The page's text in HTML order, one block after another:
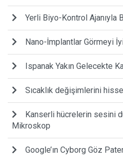
Yerli Biyo-Kontrol Ajanıyla
Nano-İmplantlar Görmeyi
Ispanak Yakın Gelecekte
Sıcaklık değişimlerini
Kanserli hücrelerin sesini
Mikroskop
Google’ın Cyborg Göz